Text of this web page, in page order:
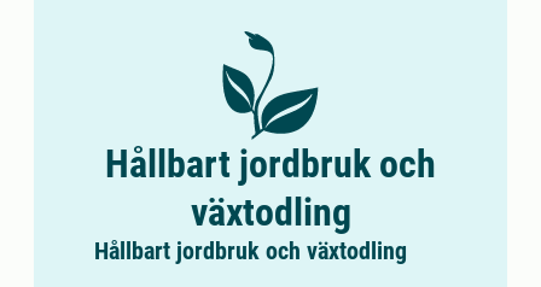
Hållbart jordbruk och
växtodling
Hållbart jordbruk och växtodling